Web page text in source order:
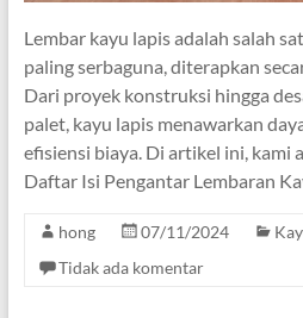
Lembar kayu lapis adalah salah
paling serbaguna, diterapkan
Dari proyek konstruksi hingga
palet, kayu lapis menawarkan
efisiensi biaya. Di artikel ini, kami
Daftar Isi Pengantar Lembaran
hong 07/11/2024
Tidak ada komentar